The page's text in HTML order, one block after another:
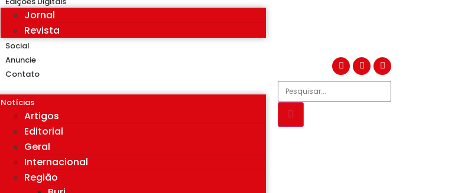
Jornal
Revista
Social
Anuncie
Contato
Notícias
Artigos
Editorial
Geral
Internacional
Região